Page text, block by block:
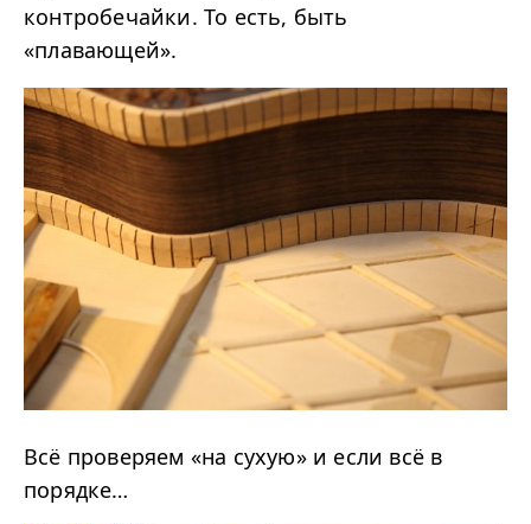
контробечайки. То есть, быть
«плавающей».
Всё проверяем «на сухую» и если всё в
порядке…